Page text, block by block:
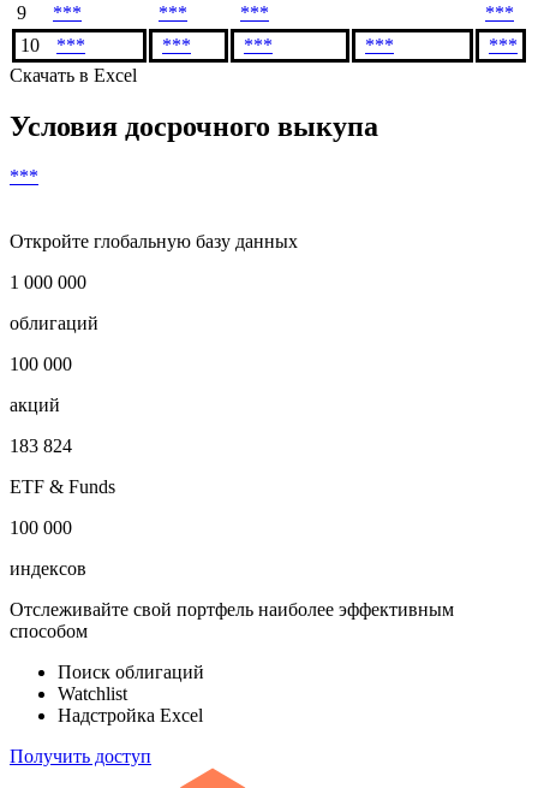
9
*** *** ***
***
10
*** *** *** ***
***
Скачать в Excel
Условия досрочного выкупа
***
Откройте глобальную базу данных
1 000 000
облигаций
100 000
акций
183 824
ETF & Funds
100 000
индексов
Отслеживайте свой портфель наиболее эффективным
способом
Поиск облигаций
Watchlist
Надстройка Excel
Получить доступ